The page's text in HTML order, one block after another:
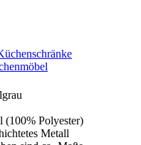
(100% Polyester)
Metall